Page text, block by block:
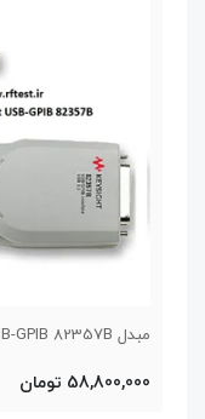
مبدل Keysight USB-GPIB 82357B - غیر اصل
58,800,000 تومان